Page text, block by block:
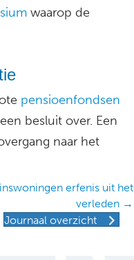
waarop de
pensioenfondsen
besluit over. Een
naar het
erfenis uit het
verleden →
Journaal overzicht